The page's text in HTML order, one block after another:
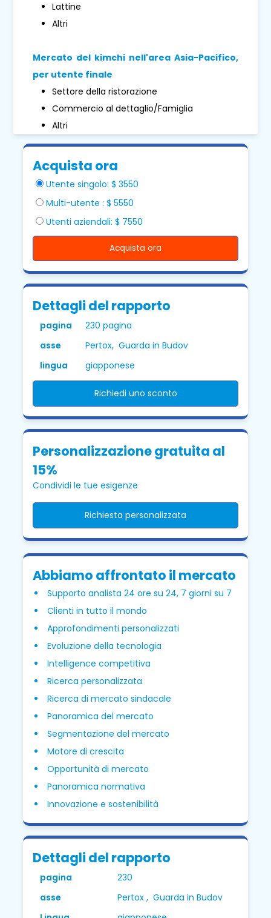
Lattine
Altri
Mercato del kimchi nell'area Asia-Pacifico,
per utente finale
Settore della ristorazione
Commercio al dettaglio/Famiglia
Altri
Acquista ora
Utente singolo: $ 3550
Multi-utente : $ 5550
Utenti aziendali: $ 7550
Acquista ora
Dettagli del rapporto
pagina
230 pagina
asse
Pertox, Guarda in Budov
lingua
giapponese
Richiedi uno sconto
Personalizzazione gratuita al
15%
Condividi le tue esigenze
Richiesta personalizzata
Abbiamo affrontato il mercato
Supporto analista 24 ore su 24, 7 giorni su 7
Clienti in tutto il mondo
Approfondimenti personalizzati
Evoluzione della tecnologia
Intelligence competitiva
Ricerca personalizzata
Ricerca di mercato sindacale
Panoramica del mercato
Segmentazione del mercato
Motore di crescita
Opportunità di mercato
Panoramica normativa
Innovazione e sostenibilità
Dettagli del rapporto
pagina
230
asse
Pertox , Guarda in Budov